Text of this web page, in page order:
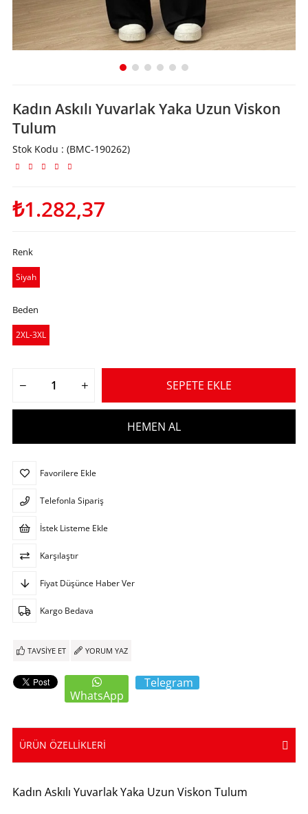
Kadın Askılı Yuvarlak Yaka Uzun Viskon
Tulum
Stok Kodu (BMC-190262)
₺1.282,37
Renk
Siyah
Beden
2XL-3XL
Favorilere Ekle
Telefonla Sipariş
İstek Listeme Ekle
Karşılaştır
Fiyat Düşünce Haber Ver
Kargo Bedava
TAVSIYE ET YORUM YAZ
WhatsApp
Telegram
ÜRÜN ÖZELLIKLERI
Kadın Askılı Yuvarlak Yaka Uzun Viskon Tulum